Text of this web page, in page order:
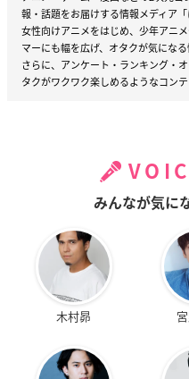
報・話題をお届けする情報メディア「
女性向けアニメをはじめ、少年アニ
マーにも幅を広げ、オタクが気にな
さらに、アンケート・ランキング・
タクがワクワク楽しめるようなコンテ
みんなが気に
木村昴